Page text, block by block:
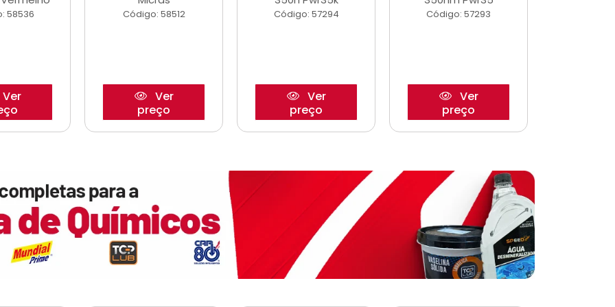
58536
Ver
Código: 58512
Ver
preço
Código: 57294
Ver
preço
Código: 57293
Ver
preço